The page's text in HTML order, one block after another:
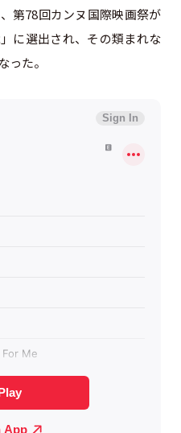
第78回カンヌ国際映画祭が
に選出され、その類まれな
った。